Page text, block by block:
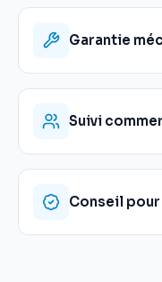
Garantie
Suivi
Conseil